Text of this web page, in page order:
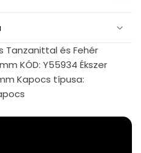
Tanzanittal és Fehér
KÓD: Y55934 Ékszer
Kapocs típusa: